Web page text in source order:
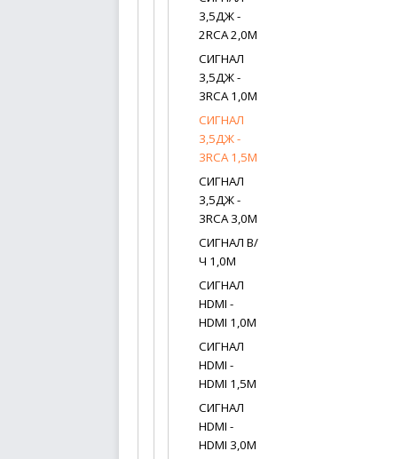
3,5ДЖ -
2RCA 2,0М
СИГНАЛ
3,5ДЖ -
3RCA 1,0М
СИГНАЛ
3,5ДЖ -
3RCA 1,5М
СИГНАЛ
3,5ДЖ -
3RCA 3,0М
СИГНАЛ В/
Ч 1,0М
СИГНАЛ
HDMI -
HDMI 1,0М
СИГНАЛ
HDMI -
HDMI 1,5М
СИГНАЛ
HDMI -
HDMI 3,0М